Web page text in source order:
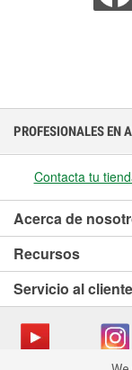
PROFESIONALES EN
Contacta tu
Acerca de
Recursos
Servicio al cliente